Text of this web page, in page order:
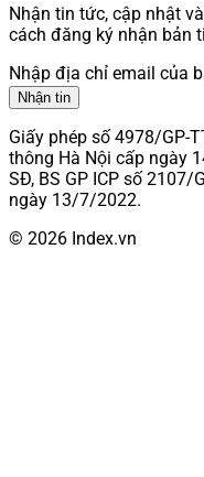
Nhận tin tức, cập nhật
cách đăng ký nhận bản
Nhập địa chỉ email của
Nhận tin
Giấy phép số 4978/GP-
thông Hà Nội cấp ngày
SĐ, BS GP ICP số
ngày 13/7/2022.
© 2026 Index.vn